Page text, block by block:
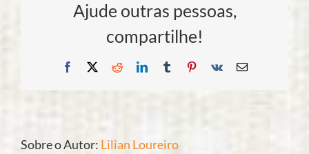
Ajude outras pessoas,
compartilhe!
Facebook
X RedditLinkedInTumblrPinterest
Vk
E-
Sobre o Autor: Lilian Loureiro